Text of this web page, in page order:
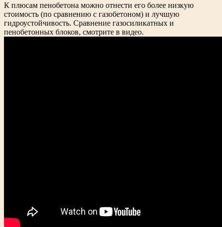
К плюсам пенобетона можно отнести его более низкую
стоимость (по сравнению с газобетоном) и лучшую
гидроустойчивость. Сравнение газосиликатных и
пенобетонных блоков, смотрите в видео.